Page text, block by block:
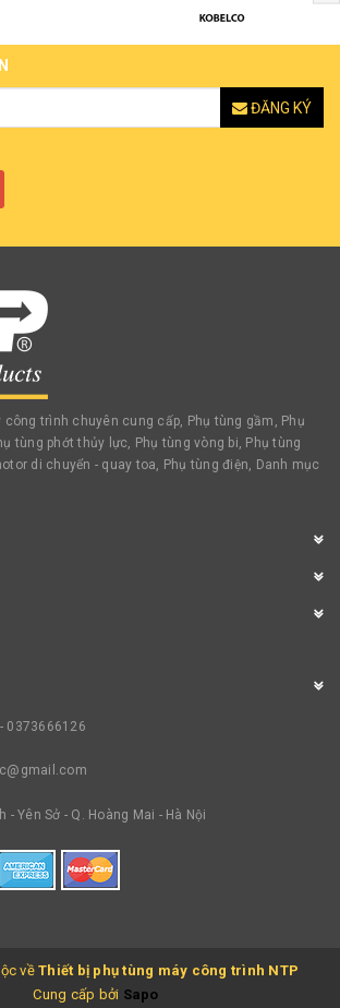
ĐĂNG KÝ
công trình chuyên cung cấp, Phụ tùng gầm, Phụ
tùng phớt thủy lực, Phụ tùng vòng bi, Phụ tùng
di chuyển - quay toa, Phụ tùng điện, Danh mục
- 0373666126
- Yên Sở - Q. Hoàng Mai - Hà Nội
vềThiết bị phụ tùng máy công trình NTP
Cung cấp bởi Sapo